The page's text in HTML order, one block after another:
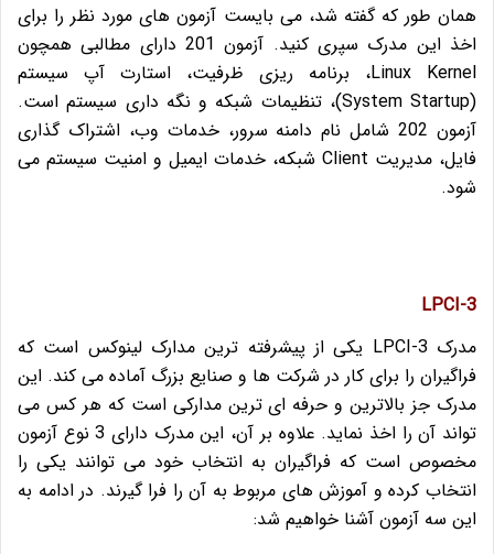
همان طور که گفته شد، می بایست آزمون های مورد نظر را برای
اخذ این مدرک سپری کنید. آزمون 201 دارای مطالبی همچون
Linux Kernel، برنامه ریزی ظرفیت، استارت آپ سیستم
(System Startup)، تنظیمات شبکه و نگه داری سیستم است.
آزمون 202 شامل نام دامنه سرور، خدمات وب، اشتراک گذاری
فایل، مدیریت Client شبکه، خدمات ایمیل و امنیت سیستم می
شود.
LPCI-3
مدرک LPCI-3 یکی از پیشرفته ترین مدارک لینوکس است که
فراگیران را برای کار در شرکت ها و صنایع بزرگ آماده می کند. این
مدرک جز بالاترین و حرفه ای ترین مدارکی است که هر کس می
تواند آن را اخذ نماید. علاوه بر آن، این مدرک دارای 3 نوع آزمون
مخصوص است که فراگیران به انتخاب خود می توانند یکی را
انتخاب کرده و آموزش های مربوط به آن را فرا گیرند. در ادامه به
این سه آزمون آشنا خواهیم شد: